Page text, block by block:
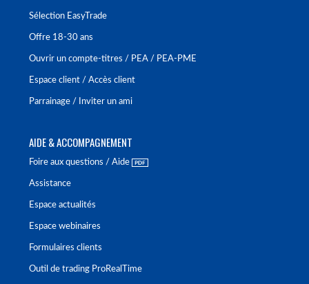
Sélection EasyTrade
Offre 18-30 ans
Ouvrir un compte-titres / PEA / PEA-PME
Espace client / Accès client
Parrainage / Inviter un ami
AIDE & ACCOMPAGNEMENT
Foire aux questions / Aide
Assistance
Espace actualités
Espace webinaires
Formulaires clients
Outil de trading ProRealTime